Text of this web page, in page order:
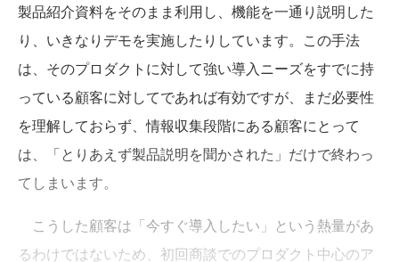
製品紹介資料をそのまま利用し、機能を一通り説明した
り、いきなりデモを実施したりしています。この手法
は、そのプロダクトに対して強い導入ニーズをすでに持
っている顧客に対してであれば有効ですが、まだ必要性
を理解しておらず、情報収集段階にある顧客にとって
は、「とりあえず製品説明を聞かされた」だけで終わっ
てしまいます。
こうした顧客は「今すぐ導入したい」という熱量があ
るわけではないため、初回商談でのプロダクト中心のア